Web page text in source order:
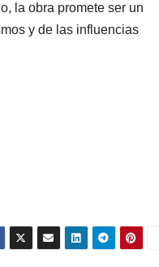
la obra promete ser un
y de las influencias